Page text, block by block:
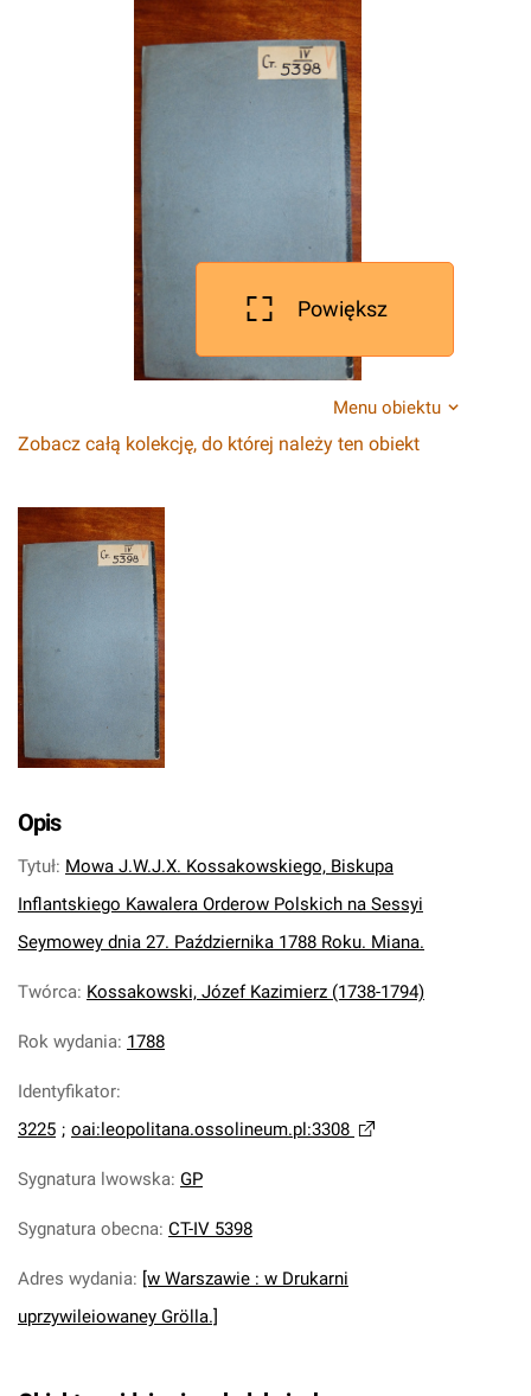
Powiększ
Menu obiektu
Zobacz całą kolekcję, do której należy ten obiekt
Opis
Tytuł: Mowa J.W.J.X. Kossakowskiego, Biskupa
Inflantskiego Kawalera Orderow Polskich na Sessyi
Seymowey dnia 27. Października 1788 Roku. Miana.
Twórca: Kossakowski, Józef Kazimierz (1738-1794)
Rok wydania: 1788
Identyfikator:
3225 ; oai:leopolitana.ossolineum.pl:3308
Sygnatura lwowska: GP
Sygnatura obecna: CT-IV 5398
Adres wydania: [w Warszawie : w Drukarni
uprzywileiowaney Grölla.]